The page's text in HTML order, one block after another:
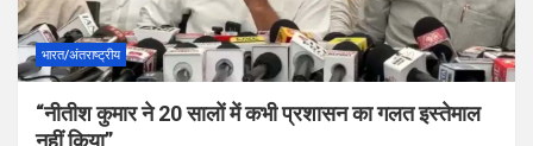
भारत/अंतराष्ट्रीय
“नीतीश कुमार ने 20 सालों में कभी प्रशासन का गलत इस्तेमाल
नहीं किया”